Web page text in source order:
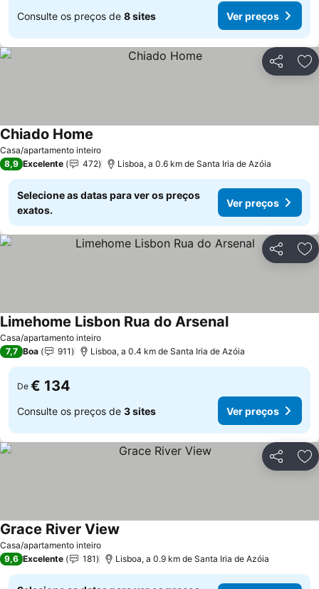
Consulte os preços de 8 sites Ver preços
Partilhar
Casa/apartamento inteiro
Chiado Home
8,9 Excelente 472 Lisboa, a 0.6 km de Santa Iria de Azóia
Selecione as datas para ver os preços
exatos.
Ver preços
Partilhar
Casa/apartamento inteiro
Limehome Lisbon Rua do ArsenalVer preços
7,7 Boa 911 Lisboa, a 0.4 km de Santa Iria de Azóia
De € 134
Consulte os preços de 3 sites Ver preços
Partilhar
Casa/apartamento inteiro
Grace River View
9,6 Excelente 181 Lisboa, a 0.9 km de Santa Iria de Azóia